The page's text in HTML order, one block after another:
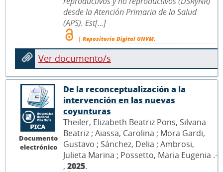
desde la Atención Primaria de la Salud
(APS). Est[...]
| Repositorio Digital UNVM.
Ver documento/s
Documento
electrónico
De la reconceptualización a la
intervención en las nuevas
coyunturas
Theiler, Elizabeth Beatriz Pons, Silvana
Beatriz ; Aiassa, Carolina ; Mora Gardi,
Gustavo ; Sánchez, Delia ; Ambrosi,
Julieta Marina ; Possetto, Maria Eugenia .-
, 2025.